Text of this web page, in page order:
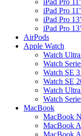
iPad Pro
iPad Pro
iPad Pro
iPad Pro
AirPods
Apple Watch
Watch
Watch
Watch SE
Watch SE
Watch
Watch
MacBook
MacBook
MacBook
MacBook